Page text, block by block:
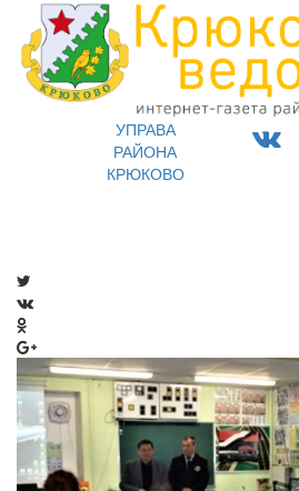
УПРАВА
РАЙОНА
КРЮКОВО